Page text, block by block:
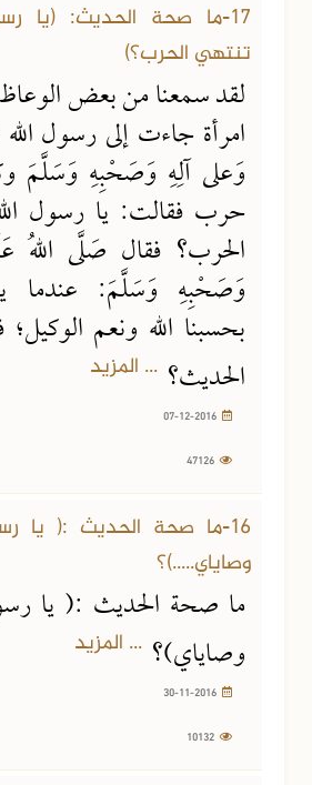
17-ما صحة الحديث: (يا
تنتهي الحرب؟)
لقد سمعنا من بعض
امرأة جاءت إلى رسول
وَعلى آلِهِ وَصَحْبِهِ وَسَلَّمَ
حرب فقالت: يا رسول
الحرب؟ فقال صَلَّى اللهُ
وَصَحْبِهِ وَسَلَّمَ: عندما
بحسبنا الله ونعم
الحديث؟ ... المزيد
16-ما صحة الحديث :( يا
وصاياي.....)؟
ما صحة الحديث :( يا
وصاياي)؟ ... المزيد